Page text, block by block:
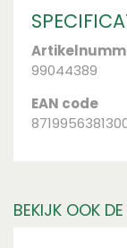
99044389
EAN code
Inhoud
BEKIJK OOK